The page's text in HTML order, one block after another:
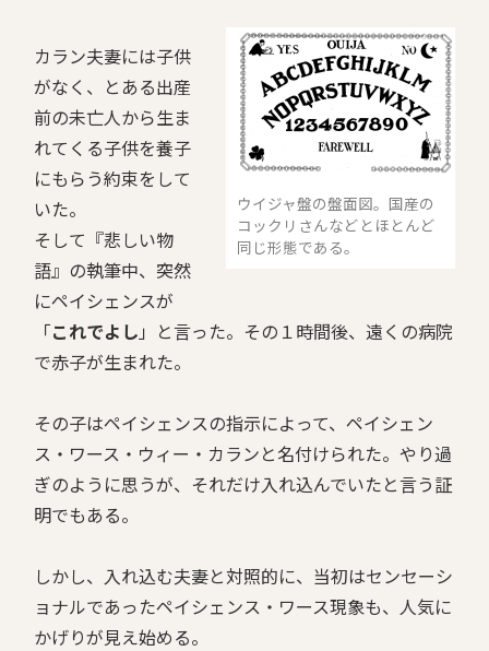
ウイジャ盤の盤面図。国産の
コックリさんなどとほとんど
同じ形態である。
カラン夫妻には子供
がなく、とある出産
前の未亡人から生ま
れてくる子供を養子
にもらう約束をして
いた。
そして『悲しい物
語』の執筆中、突然
にペイシェンスが
「これでよし 」と言った。その１時間後、遠くの病院
で赤子が生まれた。
その子はペイシェンスの指示によって、ペイシェン
ス・ワース・ウィー・カランと名付けられた。やり過
ぎのように思うが、それだけ入れ込んでいたと言う証
明でもある。
しかし、入れ込む夫妻と対照的に、当初はセンセーシ
ョナルであったペイシェンス・ワース現象も、人気に
かげりが見え始める。